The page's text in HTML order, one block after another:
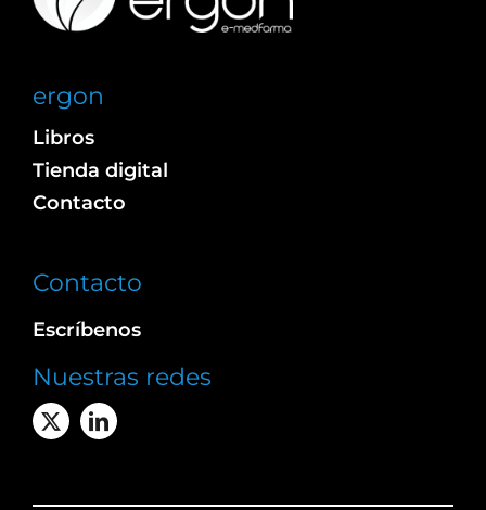
ergon
Libros
Tienda digital
Contacto
Contacto
Escríbenos
Nuestras redes